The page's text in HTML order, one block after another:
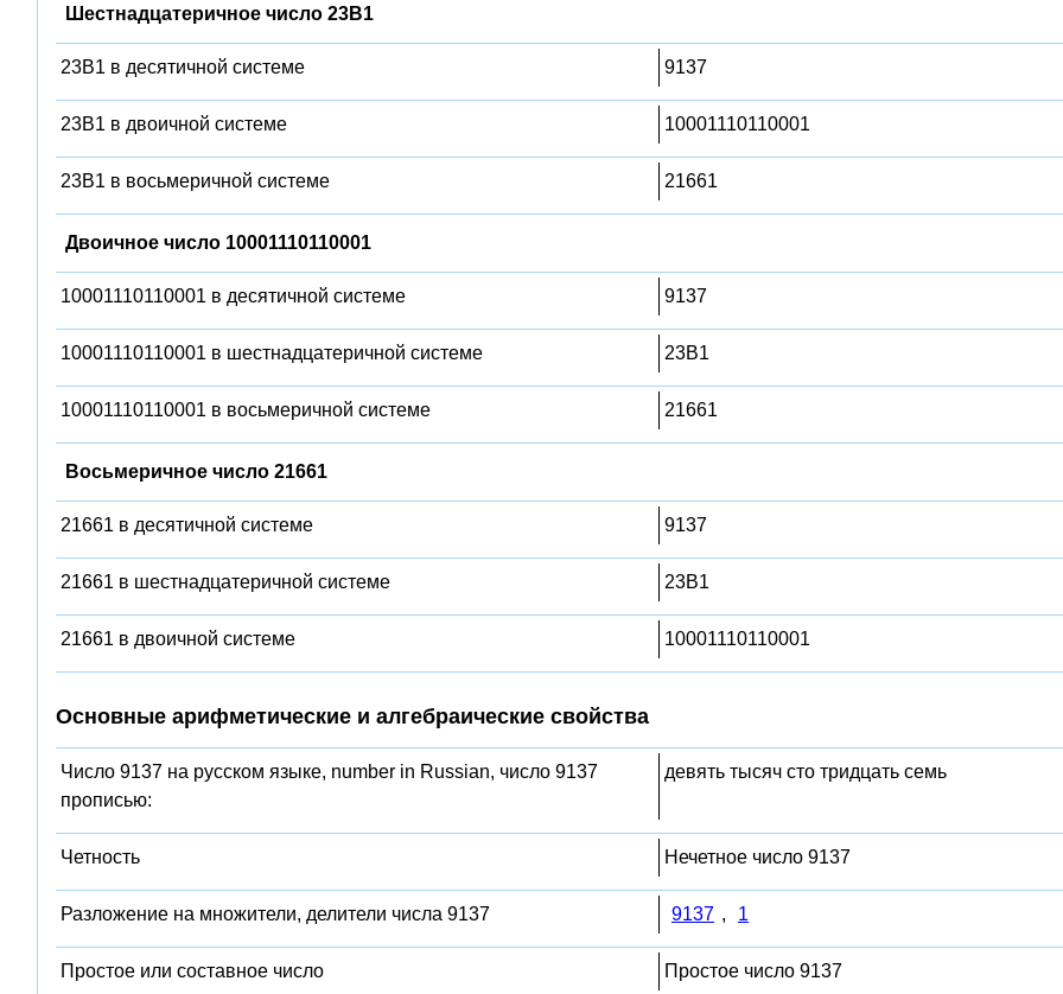
Шестнадцатеричное число 23B1
23B1 в десятичной системе 9137
23B1 в двоичной системе 10001110110001
23B1 в восьмеричной системе 21661
Двоичное число 10001110110001
10001110110001 в десятичной системе 9137
10001110110001 в шестнадцатеричной системе 23B1
10001110110001 в восьмеричной системе 21661
Восьмеричное число 21661
21661 в десятичной системе 9137
21661 в шестнадцатеричной системе 23B1
21661 в двоичной системе 10001110110001
Основные арифметические и алгебраические свойства
Число 9137 на русском языке, number in Russian, число 9137
прописью:
девять тысяч сто тридцать семь
Четность Нечетное число 9137
Разложение на множители, делители числа 9137 9137 , 1
Простое или составное число Простое число 9137